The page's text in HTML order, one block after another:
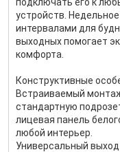
устройств.
интервалами для
выходных помогает
комфорта.
Конструктивные
Встраиваемый
стандартную
лицевая панель
любой интерьер.
Универсальный выход